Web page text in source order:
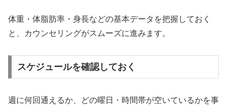
体重・体脂肪率・身長などの基本データを把握しておく
と、カウンセリングがスムーズに進みます。
スケジュールを確認しておく
週に何回通えるか、どの曜日・時間帯が空いているかを事